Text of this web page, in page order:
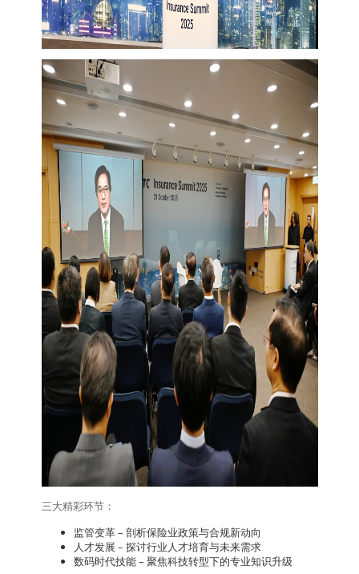
三大精彩环节：
监管变革 – 剖析保险业政策与合规新动向
人才发展 – 探讨行业人才培育与未来需求
数码时代技能 – 聚焦科技转型下的专业知识升级